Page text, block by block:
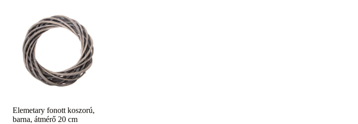
Elemetary fonott koszorú,
barna, átmérő 20 cm